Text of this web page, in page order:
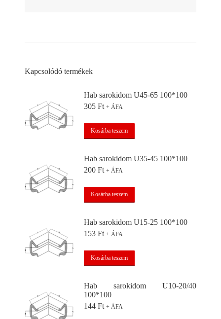
Kapcsolódó termékek
Hab sarokidom U45-65 100*100
305 Ft + ÁFA
Kosárba teszem
Hab sarokidom U35-45 100*100
200 Ft + ÁFA
Kosárba teszem
Hab sarokidom U15-25 100*100
153 Ft + ÁFA
Kosárba teszem
Hab sarokidom U10-20/40
100*100
144 Ft + ÁFA